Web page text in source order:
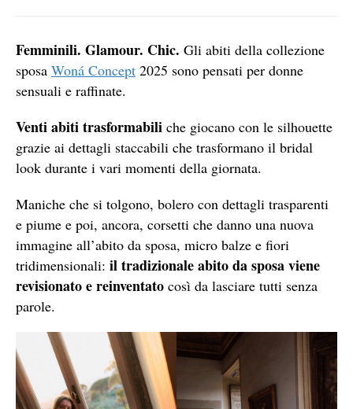
Femminili. Glamour. Chic. Gli abiti della collezione
sposa Woná Concept 2025 sono pensati per donne
sensuali e raffinate.
Venti abiti trasformabili che giocano con le silhouette
grazie ai dettagli staccabili che trasformano il bridal
look durante i vari momenti della giornata.
Maniche che si tolgono, bolero con dettagli trasparenti
e piume e poi, ancora, corsetti che danno una nuova
immagine all’abito da sposa, micro balze e fiori
tridimensionali: il tradizionale abito da sposa viene
revisionato e reinventato così da lasciare tutti senza
parole.